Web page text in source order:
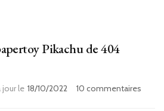
Pikachu de 404
jour le 18/10/2022 10 commentaires